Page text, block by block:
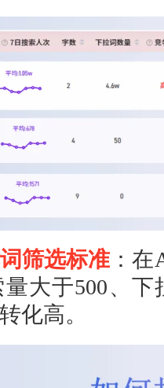
筛选标准 ：
大于500、
化高。